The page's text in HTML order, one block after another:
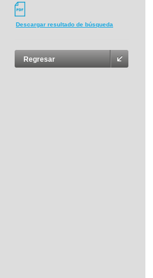
Descargar resultado de búsqueda
Regresar